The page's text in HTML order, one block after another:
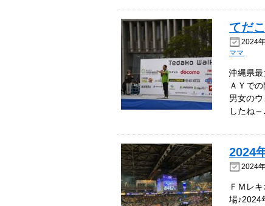
てだ
2024
ママ
沖縄県
ＡＹで
男女の
したね
2024
2024
ＦＭレ
場♪2024